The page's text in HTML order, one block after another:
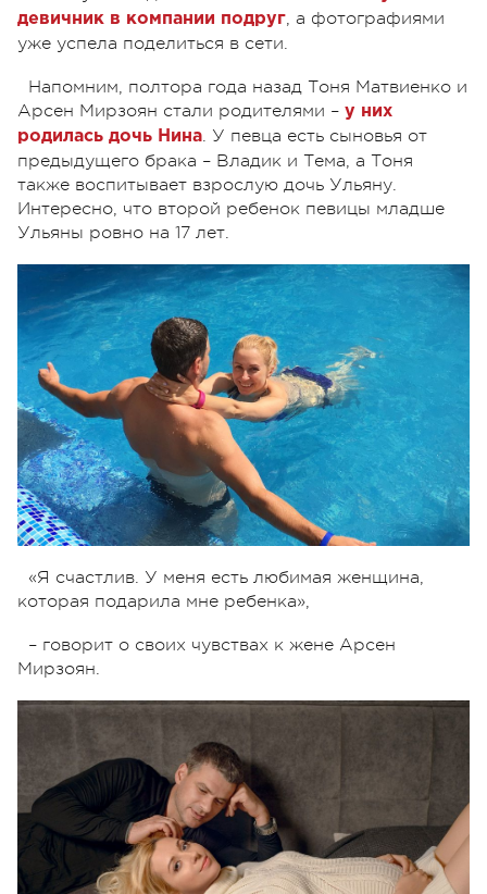
девичник в компании подруг, а фотографиями
уже успела поделиться в сети.
Напомним, полтора года назад Тоня Матвиенко и
Арсен Мирзоян стали родителями – у них
родилась дочь Нина. У певца есть сыновья от
предыдущего брака – Владик и Тема, а Тоня
также воспитывает взрослую дочь Ульяну.
Интересно, что второй ребенок певицы младше
Ульяны ровно на 17 лет.
«Я счастлив. У меня есть любимая женщина,
которая подарила мне ребенка»,
– говорит о своих чувствах к жене Арсен
Мирзоян.